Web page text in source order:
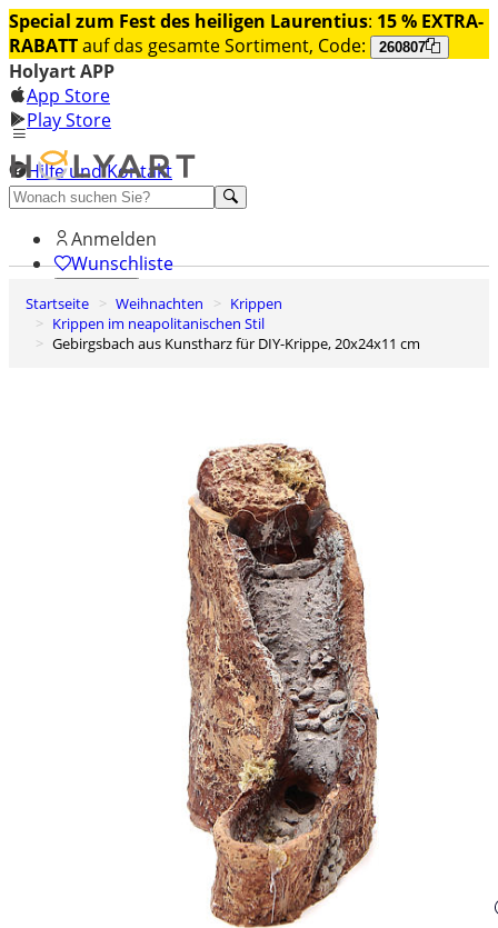
Special zum Fest des heiligen Laurentius: 15 % EXTRA-
RABATTauf das gesamte Sortiment, Code: 260807
Holyart APP
App Store
Play Store
Hilfe und Kontakt
Entdecken Sie Premium
Anmelden
Wunschliste
0
Warenkorb
Startseite Weihnachten
Krippen
Krippen im neapolitanischen Stil
Gebirgsbach aus Kunstharz für DIY-Krippe, 20x24x11 cm